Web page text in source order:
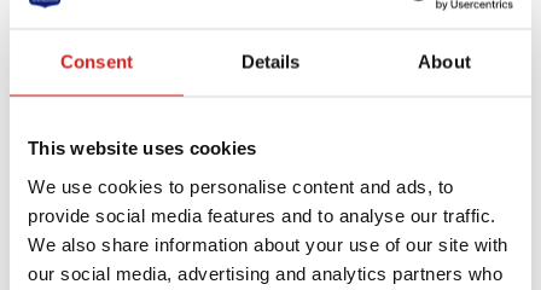
Consent Details About
This website uses cookies
We use cookies to personalise content and ads, to
provide social media features and to analyse our traffic.
We also share information about your use of our site with
our social media, advertising and analytics partners who